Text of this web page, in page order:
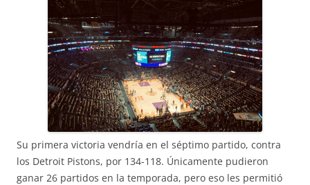
Su primera victoria vendría en el séptimo partido, contra
los Detroit Pistons, por 134-118. Únicamente pudieron
ganar 26 partidos en la temporada, pero eso les permitió